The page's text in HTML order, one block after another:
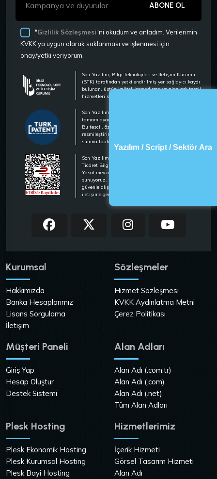
ABONE OL
"Gizlilik Sözleşmesi"ni okudum ve anladım. Verilerimin
KVKK'ya uygun olarak saklanması ve işlenmesi için
onay/yetki veriyorum.
Son Yazılım, Bilgi Teknolojileri ve İletişim Kurumu
(BTK) tarafından yetkilendirilmiş yer sağlayıcı kaydı
bulunan, üstün kaliteli barındırma ve alan adı tescil
hizmetleri sunan lider bir hosting firmasıdır.
Son Yazılım olarak, marka tescilimizi
tamamlayarak hizmetlerimizi güvence altına aldık.
Bu tescil, özgünlüğümüzü ve kalitemizi
resmileştirirken, müşterilerimize güvenli hizmet
sunma taahhüdümüzü pekiştirmektedir.
Son Yazılım olarak, Ticaret Bakanlığı Elektronik
Ticaret Bilgi Sistemi (ETBİS) kaydımızı tamamladık.
Yasal mevzuata uygun, güvenilir ve şeffaf hizmet
sunuyoruz. Müşterilerimiz, ETBİS güvencesiyle
güvenle alışveriş yapabilir. Detaylı bilgi için bizimle
iletişime geçebilirsiniz.
Kurumsal
Hakkımızda
Banka Hesaplarımız
Lisans Sorgulama
İletişim
Sözleşmeler
Hizmet Sözleşmesi
KVKK Aydınlatma Metni
Çerez Politikası
Müşteri Paneli
Giriş Yap
Hesap Oluştur
Destek Sistemi
Alan Adları
Alan Adı (.com.tr)
Alan Adı (.com)
Alan Adı (.net)
Tüm Alan Adları
Plesk Hosting
Plesk Ekonomik Hosting
Plesk Kurumsal Hosting
Plesk Bayi Hosting
Hizmetlerimiz
İçerik Hizmeti
Görsel Tasarım Hizmeti
Alan Adı
Yazılım / Script / Sektör Ara